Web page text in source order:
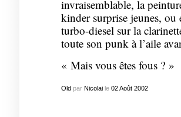
invraisemblable, la
kinder surprise jeunes, ou
turbo-diesel sur la
toute son punk à l’aile
« Mais vous êtes fous ? »
Oldpar Nicolaile 02 Août 2002